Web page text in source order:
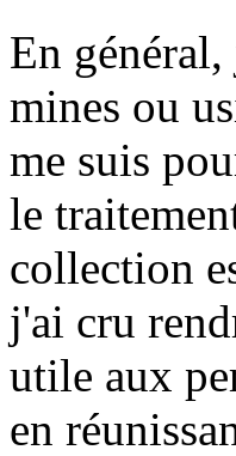
En
mines ou
me suis
le
collection
j'ai cru
utile aux
en